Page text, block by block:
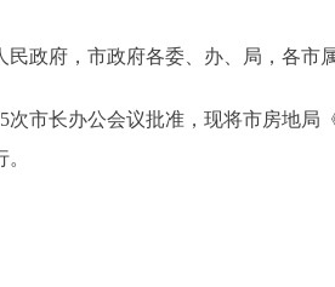
民政府，市政府各委、办、局，各市
长办公会议批准，现将市房地局